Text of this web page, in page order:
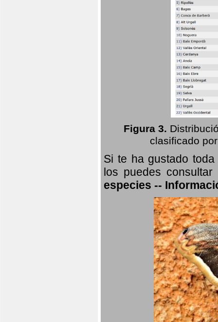
Figura 3.
clasificado
Si te ha gustado
los puedes
especies --